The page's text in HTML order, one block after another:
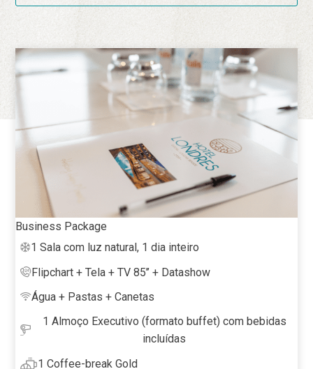
Business Package
1 Sala com luz natural, 1 dia inteiro
Flipchart + Tela + TV 85’’ + Datashow
Água + Pastas + Canetas
1 Almoço Executivo (formato buffet) com bebidas
incluídas
1 Coffee-break Gold